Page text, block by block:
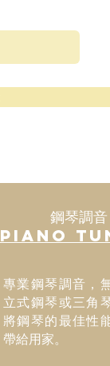
鋼琴調音
Piano
專業鋼琴調音，
立式鋼琴或三角
將鋼琴的最佳性
帶給用家。